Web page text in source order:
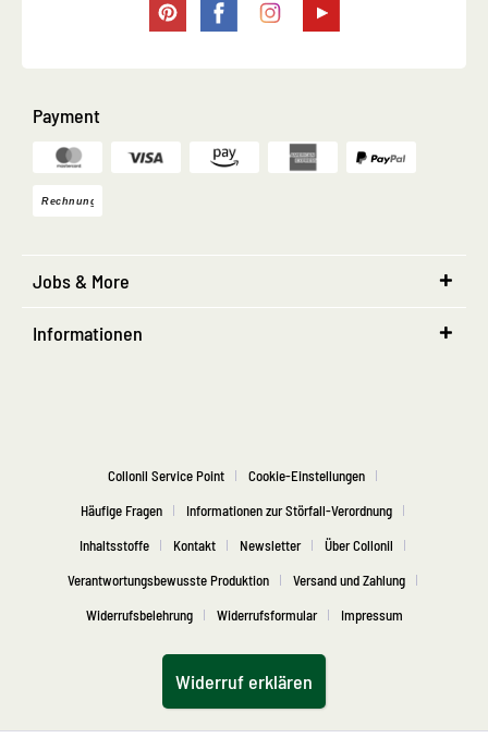
Payment
Jobs & More
Informationen
Collonil Service Point
Cookie-Einstellungen
Häufige Fragen
Informationen zur Störfall-Verordnung
Inhaltsstoffe
Kontakt Newsletter
Über Collonil
Verantwortungsbewusste Produktion
Versand und Zahlung
Widerrufsbelehrung
Widerrufsformular Impressum
Widerruf erklären